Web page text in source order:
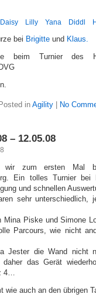
Daisy Lilly Yana Diddl
bei Brigitte und Klaus.
beim Turnier des
Posted in Agility| No
– 12.05.08
wir zum ersten Mal
Ein tolles Turnier
und schnellen
sehr unterschiedlich,
Mina Piske und Simone
Parcours, wie nicht
Jester die Wand nicht
das Gerät
4…
wie auch an den übrigen